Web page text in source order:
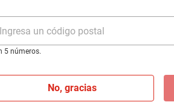
Ingresa un código postal
5 números.
No, gracias
-9%